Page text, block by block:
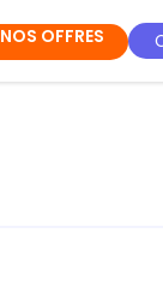
NOS OFFRES